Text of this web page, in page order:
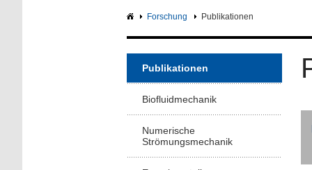
Forschung Publikationen
Publikationen
Biofluidmechanik
Numerische
Strömungsmechanik